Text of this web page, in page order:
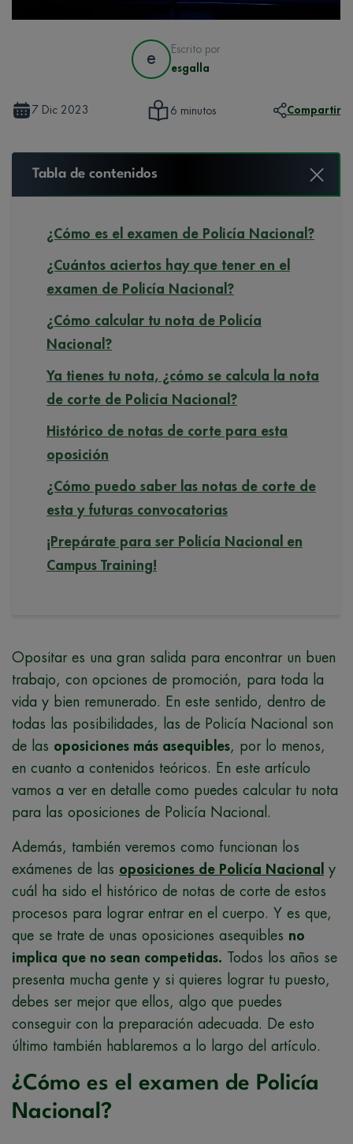
e
Escrito por
esgalla
7 Dic 2023 6 minutos Compartir
Tabla de contenidos
¿Cómo es el examen de Policía Nacional?
¿Cuántos aciertos hay que tener en el
examen de Policía Nacional?
¿Cómo calcular tu nota de Policía
Nacional?
Ya tienes tu nota, ¿cómo se calcula la nota
de corte de Policía Nacional?
Histórico de notas de corte para esta
oposición
¿Cómo puedo saber las notas de corte de
esta y futuras convocatorias
¡Prepárate para ser Policía Nacional en
Campus Training!
Opositar es una gran salida para encontrar un buen
trabajo, con opciones de promoción, para toda la
vida y bien remunerado. En este sentido, dentro de
todas las posibilidades, las de Policía Nacional son
de las oposiciones más asequibles, por lo menos,
en cuanto a contenidos teóricos. En este artículo
vamos a ver en detalle como puedes calcular tu nota
para las oposiciones de Policía Nacional.
Además, también veremos como funcionan los
exámenes de las oposiciones de Policía Nacional
y
cuál ha sido el histórico de notas de corte de estos
procesos para lograr entrar en el cuerpo. Y es que,
que se trate de unas oposiciones asequibles no
implica que no sean competidas. Todos los años se
presenta mucha gente y si quieres lograr tu puesto,
debes ser mejor que ellos, algo que puedes
conseguir con la preparación adecuada. De esto
último también hablaremos a lo largo del artículo.
¿Cómo es el examen de Policía
Nacional?